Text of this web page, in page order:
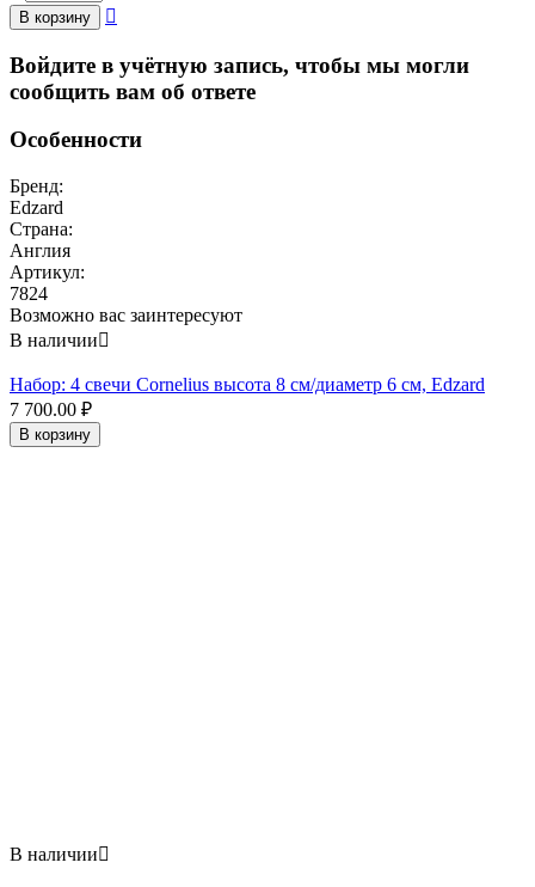
В корзину 
Войдите в учётную запись, чтобы мы могли
сообщить вам об ответе
Особенности
Бренд:
Edzard
Страна:
Англия
Артикул:
7824
Возможно вас заинтересуют
В наличии
Набор: 4 свечи Cornelius высота 8 см/диаметр 6 см, Edzard
7 700.00 ₽
В корзину
В наличии